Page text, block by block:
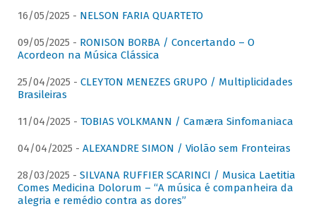
16/05/2025 - NELSON FARIA QUARTETO
09/05/2025 - RONISON BORBA / Concertando – O
Acordeon na Música Clássica
25/04/2025 - CLEYTON MENEZES GRUPO / Multiplicidades
Brasileiras
11/04/2025 - TOBIAS VOLKMANN / Camæra Sinfomaniaca
04/04/2025 - ALEXANDRE SIMON / Violão sem Fronteiras
28/03/2025 - SILVANA RUFFIER SCARINCI / Musica Laetitia
Comes Medicina Dolorum – “A música é companheira da
alegria e remédio contra as dores”